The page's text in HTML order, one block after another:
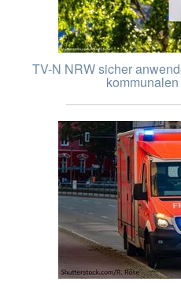
TV-N NRW sicher